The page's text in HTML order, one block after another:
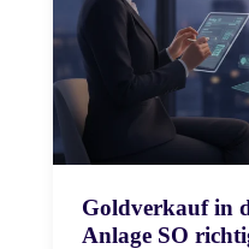
Goldverkauf in
Anlage SO